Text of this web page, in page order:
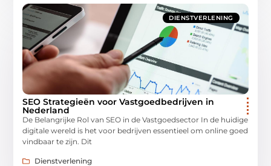
DIENSTVERLENING
SEO Strategieën voor Vastgoedbedrijven in
Nederland
De Belangrijke Rol van SEO in de Vastgoedsector In de huidige
digitale wereld is het voor bedrijven essentieel om online goed
vindbaar te zijn. Dit
Dienstverlening